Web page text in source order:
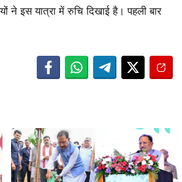
ने इस यात्रा में रुचि दिखाई है। पहली बार